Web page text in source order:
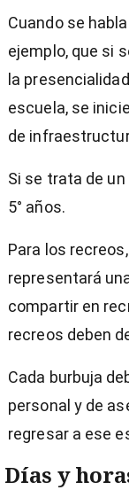
Cuando se
ejemplo, que si
la
escuela, se
de
Si se trata de
5° años.
Para los
representará
compartir en
recreos deben
Cada burbuja
personal y de
regresar a ese
Días y